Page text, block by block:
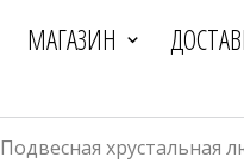
МАГАЗИН
Подвесная хрустальная